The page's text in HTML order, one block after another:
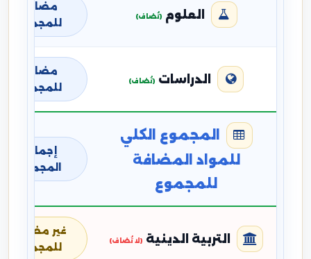
العلوم (تُضاف)
مضافة
للمجموع
الدراسات (تُضاف)
مضافة
للمجموع
المجموع الكلي
للمواد المضافة
للمجموع
إجمالي
المجموع
التربية الدينية (لا تُضاف)
غير مضافة
للمجموع